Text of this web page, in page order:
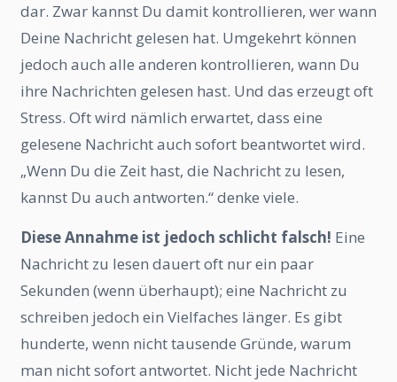
dar. Zwar kannst Du damit kontrollieren, wer wann
Deine Nachricht gelesen hat. Umgekehrt können
jedoch auch alle anderen kontrollieren, wann Du
ihre Nachrichten gelesen hast. Und das erzeugt oft
Stress. Oft wird nämlich erwartet, dass eine
gelesene Nachricht auch sofort beantwortet wird.
„Wenn Du die Zeit hast, die Nachricht zu lesen,
kannst Du auch antworten.“ denke viele.
Diese Annahme ist jedoch schlicht falsch! Eine
Nachricht zu lesen dauert oft nur ein paar
Sekunden (wenn überhaupt); eine Nachricht zu
schreiben jedoch ein Vielfaches länger. Es gibt
hunderte, wenn nicht tausende Gründe, warum
man nicht sofort antwortet. Nicht jede Nachricht